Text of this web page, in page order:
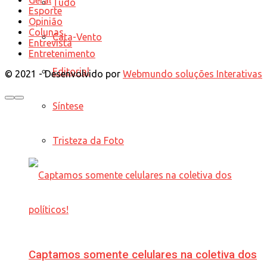
Tudo
Cata-Vento
Editorial
Síntese
Tristeza da Foto
Captamos somente celulares na coletiva dos
Esporte
Opinião
Colunas
Entrevista
Entretenimento
© 2021 - Desenvolvido por Webmundo soluções Interativas